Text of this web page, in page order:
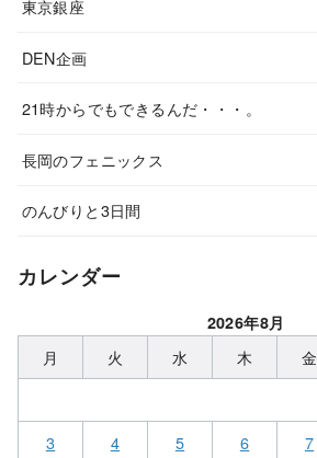
東京銀座
DEN企画
21時からでもできるんだ・・・。
長岡のフェニックス
のんびりと3日間
カレンダー
2026年8月
月 火 水 木 金
3
4 5 6 7